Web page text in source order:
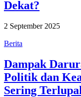
Dekat?
2 September 2025
Berita
Dampak
Politik dan
Sering